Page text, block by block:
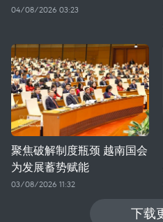
04/08/2026 03:23
聚焦破解制度瓶颈 越南国会
为发展蓄势赋能
03/08/2026 11:32
下载